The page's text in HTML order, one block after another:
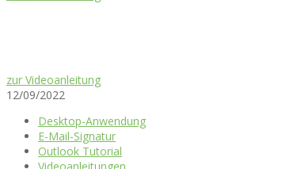
zur Videoanleitung
12/09/2022
Desktop-Anwendung
E-Mail-Signatur
Outlook Tutorial